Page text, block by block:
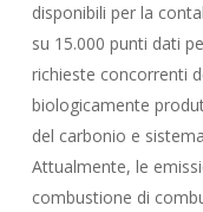
disponibili per la
su 15.000 punti dati
richieste concorrenti
biologicamente
del carbonio e
Attualmente, le
combustione di